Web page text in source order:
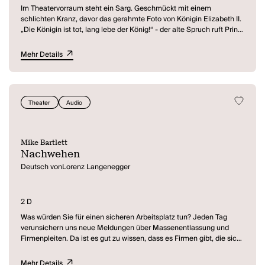
Im Theatervorraum steht ein Sarg. Geschmückt mit einem
schlichten Kranz, davor das gerahmte Foto von Königin Elizabeth II.
„Die Königin ist tot, lang lebe der König!“ - der alte Spruch ruft Prinz
Plötzlich und unerwartet sieht sich Charles, noch bevor er gekrönt
wurde, in einem Konflikt gefangen, dem er nicht entrinnen kann.
Und in dem ihm niemand der anderen Royals helfen kann,
geschweige denn „das Volk“. Na und? könnte man mit
hochgezogenen Brauen fragen: Wen kümmern die „Konflikte“ einer
königlichen Familie heute, zumal eines Königs, der mit 66 plus im
schaudern. Ist Mike Bartletts Schauspiel „King Charles III“ eine
Soap-opera?
Mehr Details
Theater Audio
Mike Bartlett
Nachwehen
Deutsch vonLorenz Langenegger
2 D
Was würden Sie für einen sicheren Arbeitsplatz tun? Jeden Tag
verunsichern uns neue Meldungen über Massenentlassung und
Firmenpleiten. Da ist es gut zu wissen, dass es Firmen gibt, die sich
ist so ein Unternehmen. In „gemütlichen Small Talks“ mit Emma